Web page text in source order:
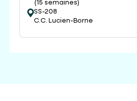
(15 semaines)
SS-208
C.C. Lucien-Borne